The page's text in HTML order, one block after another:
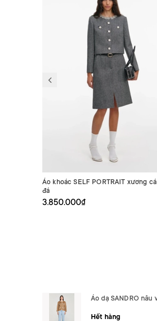
Áo khoác SELF PORTRAIT xương
đá
3.850.000₫
Áo dạ SANDRO nâu
Hết hàng